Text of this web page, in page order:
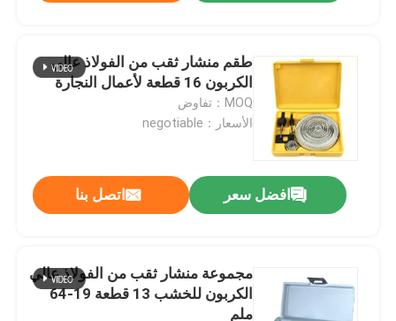
طقم منشار ثقب من الفولاذ عالي
الكربون 16 قطعة لأعمال النجارة
MOQ：تفاوض
الأسعار：negotiable
افضل سعر اتصل بنا
مجموعة منشار ثقب من الفولاذ عالي
الكربون للخشب 13 قطعة 19-64
ملم